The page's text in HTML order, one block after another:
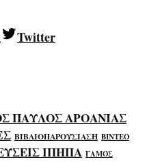
Twitter
ΠΑΥΛΟΣ ΑΡΟΑΝΙΑΣ
ΒΙΒΛΙΟΠΑΡΟΥΣΙΑΣΗ ΒΙΝΤΕΟ
ΙΠΗΠΑ ΓΑΜΟΣ